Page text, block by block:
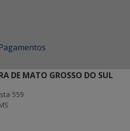
DE MATO GROSSO DO SUL
559